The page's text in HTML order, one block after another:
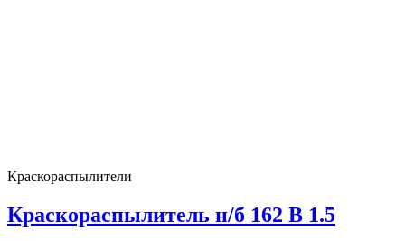
Краскораспылители
Краскораспылитель н/б 162 В 1.5